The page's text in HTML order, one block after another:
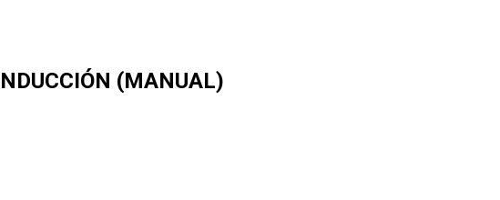
(MANUAL)